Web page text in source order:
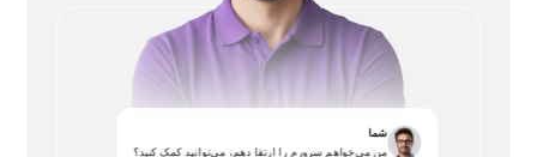
شما
من می‌خواهم سرورم را ارتقا دهم، می‌توانید کمک کنید؟